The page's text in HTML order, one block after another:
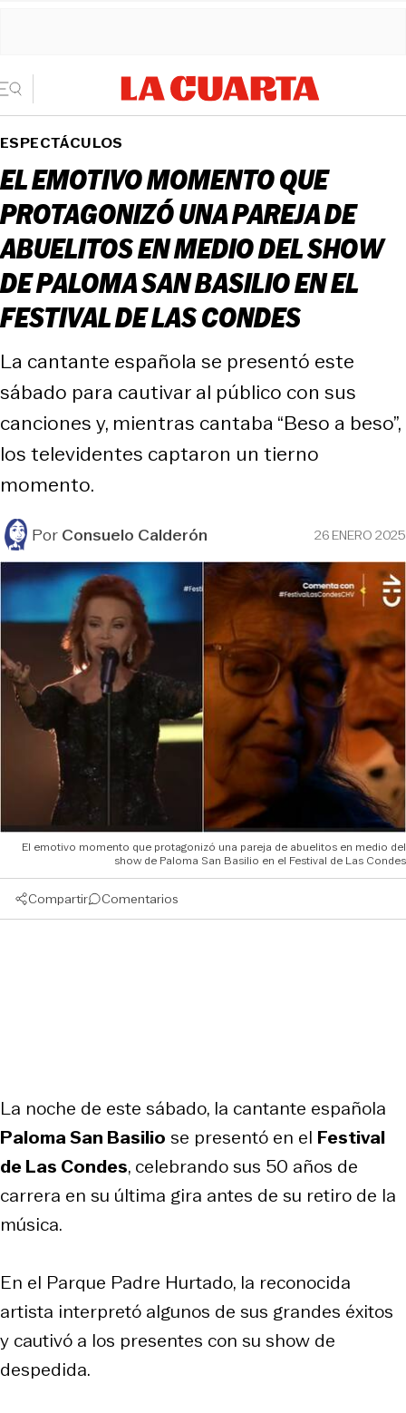
ESPECTÁCULOS
EL EMOTIVO MOMENTO QUE
PROTAGONIZÓ UNA PAREJA DE
ABUELITOS EN MEDIO DEL SHOW
DE PALOMA SAN BASILIO EN EL
FESTIVAL DE LAS CONDES
La cantante española se presentó este
sábado para cautivar al público con sus
canciones y, mientras cantaba “Beso a beso”,
los televidentes captaron un tierno
momento.
PorConsuelo Calderón 26 ENERO 2025
El emotivo momento que protagonizó una pareja de abuelitos en medio del
show de Paloma San Basilio en el Festival de Las Condes
Compartir Comentarios
La noche de este sábado, la cantante española
Paloma San Basilio se presentó en el Festival
de Las Condes, celebrando sus 50 años de
carrera en su última gira antes de su retiro de la
música.
En el Parque Padre Hurtado, la reconocida
artista interpretó algunos de sus grandes éxitos
y cautivó a los presentes con su show de
despedida.